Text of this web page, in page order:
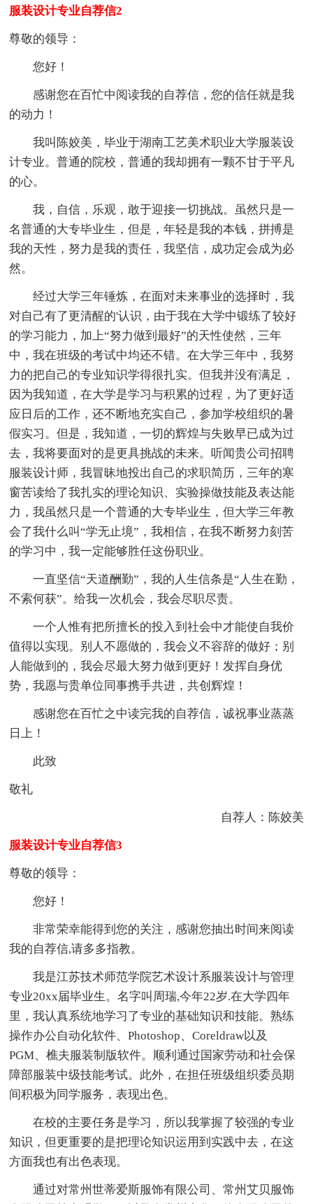
服装设计专业自荐信2
尊敬的领导：
您好！
感谢您在百忙中阅读我的自荐信，您的信任就是我
的动力！
我叫陈姣美，毕业于湖南工艺美术职业大学服装设
计专业。普通的院校，普通的我却拥有一颗不甘于平凡
的心。
我，自信，乐观，敢于迎接一切挑战。虽然只是一
名普通的大专毕业生，但是，年轻是我的本钱，拼搏是
我的天性，努力是我的责任，我坚信，成功定会成为必
然。
经过大学三年锤炼，在面对未来事业的选择时，我
对自己有了更清醒的'认识，由于我在大学中锻练了较好
的学习能力，加上“努力做到最好”的天性使然，三年
中，我在班级的考试中均还不错。在大学三年中，我努
力的把自己的专业知识学得很扎实。但我并没有满足，
因为我知道，在大学是学习与积累的过程，为了更好适
应日后的工作，还不断地充实自己，参加学校组织的暑
假实习。但是，我知道，一切的辉煌与失败早已成为过
去，我将要面对的是更具挑战的未来。听闻贵公司招聘
服装设计师，我冒昧地投出自己的求职简历，三年的寒
窗苦读给了我扎实的理论知识、实验操做技能及表达能
力，我虽然只是一个普通的大专毕业生，但大学三年教
会了我什么叫“学无止境”，我相信，在我不断努力刻苦
的学习中，我一定能够胜任这份职业。
一直坚信“天道酬勤”，我的人生信条是“人生在勤，
不索何获”。给我一次机会，我会尽职尽责。
一个人惟有把所擅长的投入到社会中才能使自我价
值得以实现。别人不愿做的，我会义不容辞的做好；别
人能做到的，我会尽最大努力做到更好！发挥自身优
势，我愿与贵单位同事携手共进，共创辉煌！
感谢您在百忙之中读完我的自荐信，诚祝事业蒸蒸
日上！
此致
敬礼
自荐人：陈姣美
服装设计专业自荐信3
尊敬的领导：
您好！
非常荣幸能得到您的关注，感谢您抽出时间来阅读
我的自荐信,请多多指教。
我是江苏技术师范学院艺术设计系服装设计与管理
专业20xx届毕业生。名字叫周瑞,今年22岁.在大学四年
里，我认真系统地学习了专业的基础知识和技能。熟练
操作办公自动化软件、Photoshop、Coreldraw以及
PGM、樵夫服装制版软件。顺利通过国家劳动和社会保
障部服装中级技能考试。此外，在担任班级组织委员期
间积极为同学服务，表现出色。
在校的主要任务是学习，所以我掌握了较强的专业
知识，但更重要的是把理论知识运用到实践中去，在这
方面我也有出色表现。
通过对常州世蒂爱斯服饰有限公司、常州艾贝服饰